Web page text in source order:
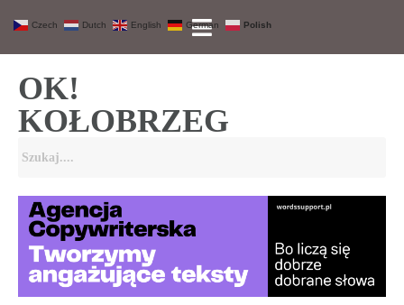
OK!
KOŁOBRZEG
Czech Dutch English German Polish